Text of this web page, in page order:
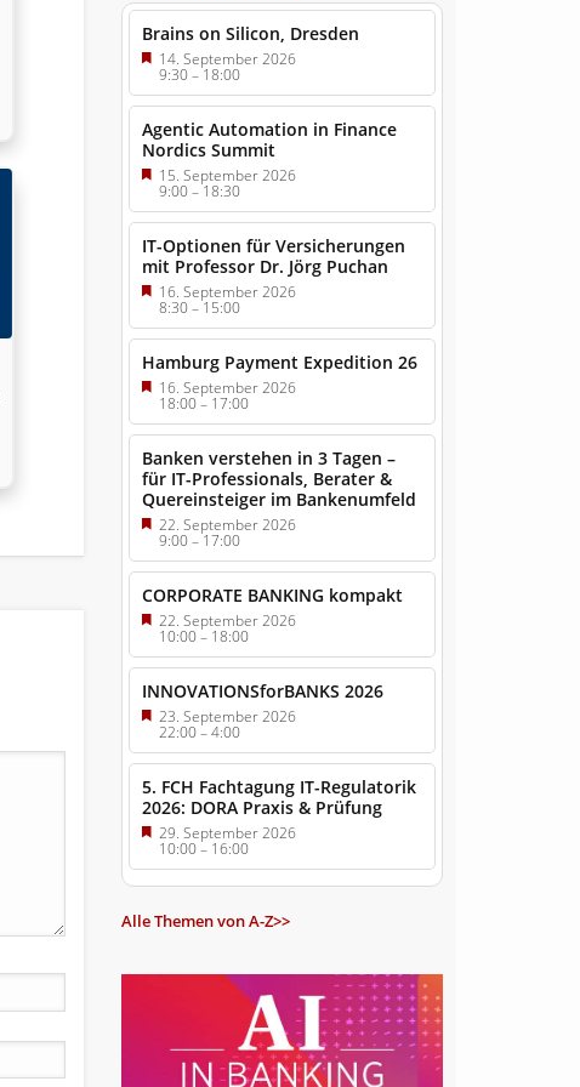
Brains on Silicon, Dresden
14. September 2026
9:30–18:00
Agentic Automation in Finance
Nordics Summit
15. September 2026
9:00–18:30
IT-Optionen für Versicherungen
mit Professor Dr. Jörg Puchan
16. September 2026
8:30–15:00
Hamburg Payment Expedition 26
16. September 2026
18:00– 17:00
Banken verstehen in 3 Tagen –
für IT-Professionals, Berater &
Quereinsteiger im Bankenumfeld
22. September 2026
9:00–17:00
CORPORATE BANKING kompakt
22. September 2026
10:00– 18:00
INNOVATIONSforBANKS 2026
23. September 2026
22:00–4:00
5. FCH Fachtagung IT-Regulatorik
2026: DORA Praxis & Prüfung
29. September 2026
10:00– 16:00
Alle Themen von A-Z>>